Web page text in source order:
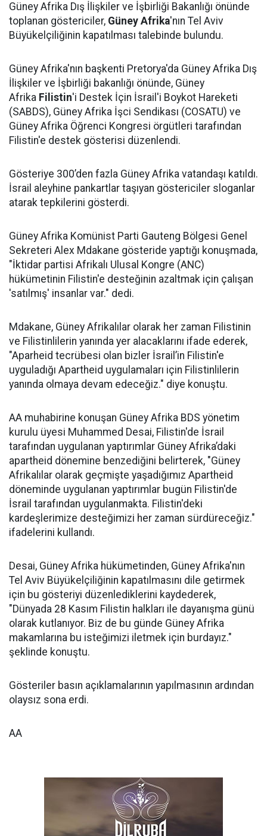
Güney Afrika Dış İlişkiler ve İşbirliği Bakanlığı önünde
toplanan göstericiler, Güney Afrika'nın Tel Aviv
Büyükelçiliğinin kapatılması talebinde bulundu.
Güney Afrika'nın başkenti Pretorya'da Güney Afrika Dış
İlişkiler ve İşbirliği bakanlığı önünde, Güney
Afrika Filistin'i Destek İçin İsrail'i Boykot Hareketi
(SABDS), Güney Afrika İşci Sendikası (COSATU) ve
Güney Afrika Öğrenci Kongresi örgütleri tarafından
Filistin'e destek gösterisi düzenlendi.
Gösteriye 300’den fazla Güney Afrika vatandaşı katıldı.
İsrail aleyhine pankartlar taşıyan göstericiler sloganlar
atarak tepkilerini gösterdi.
Güney Afrika Komünist Parti Gauteng Bölgesi Genel
Sekreteri Alex Mdakane gösteride yaptığı konuşmada,
"İktidar partisi Afrikalı Ulusal Kongre (ANC)
hükümetinin Filistin'e desteğinin azaltmak için çalışan
'satılmış' insanlar var." dedi.
Mdakane, Güney Afrikalılar olarak her zaman Filistinin
ve Filistinlilerin yanında yer alacaklarını ifade ederek,
"Aparheid tecrübesi olan bizler İsrail’in Filistin'e
uyguladığı Apartheid uygulamaları için Filistinlilerin
yanında olmaya devam edeceğiz." diye konuştu.
AA muhabirine konuşan Güney Afrika BDS yönetim
kurulu üyesi Muhammed Desai, Filistin'de İsrail
tarafından uygulanan yaptırımlar Güney Afrika’daki
apartheid dönemine benzediğini belirterek, "Güney
Afrikalılar olarak geçmişte yaşadığımız Apartheid
döneminde uygulanan yaptırımlar bugün Filistin'de
İsrail tarafından uygulanmakta. Filistin'deki
kardeşlerimize desteğimizi her zaman sürdüreceğiz."
ifadelerini kullandı.
Desai, Güney Afrika hükümetinden, Güney Afrika'nın
Tel Aviv Büyükelçiliğinin kapatılmasını dile getirmek
için bu gösteriyi düzenlediklerini kaydederek,
"Dünyada 28 Kasım Filistin halkları ile dayanışma günü
olarak kutlanıyor. Biz de bu günde Güney Afrika
makamlarına bu isteğimizi iletmek için burdayız."
şeklinde konuştu.
Gösteriler basın açıklamalarının yapılmasının ardından
olaysız sona erdi.
AA